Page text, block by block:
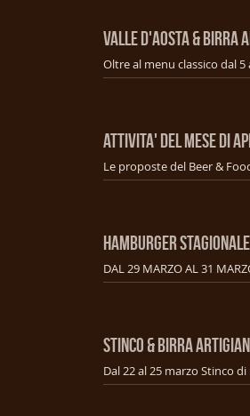
VALLE D'AOSTA & BIRRA
ATTIVITA' DEL MESE DI
HAMBURGER
STINCO & BIRRA